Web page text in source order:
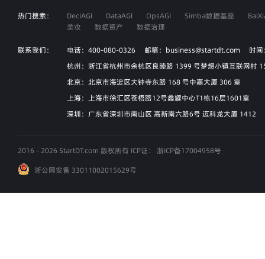
热门搜索： DeciAGI DataAGI OpsAGI Simba数据基座
美妆
数据资产 数据治理
联系我们：
电话：400-080-0326 邮箱：business@startdt.com 时间
杭州：浙江省杭州市余杭区良睦路 1399 号梦想小镇互联网村
北京：北京市海淀区大钟寺东路 168 号中嘉大厦 306 室
上海：上海市徐汇区苍梧路12号鑫耀中心T1栋16层1601室
深圳：广东省深圳市南山区 高新南六路6号 迈科龙大厦 1412
2016 - 2026 StartDT.com 版权所有 ICP证： 浙ICP备17004958号
浙公网安备 33011002015629号